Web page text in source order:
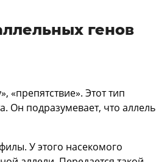
генов
«препятствие». Этот тип
Он подразумевает, что аллель
У этого насекомого